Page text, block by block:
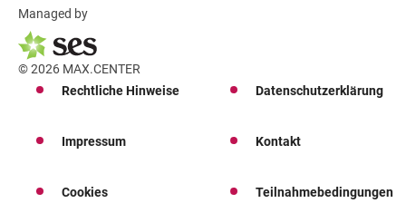
Managed by
© 2026 MAX.CENTER
Rechtliche Hinweise
Datenschutzerklärung
Impressum Kontakt
Cookies Teilnahmebedingungen